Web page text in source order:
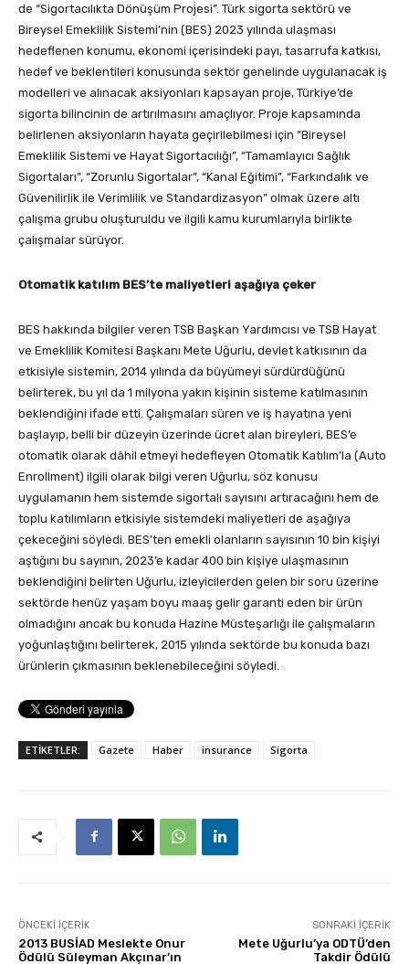
de “Sigortacılıkta Dönüşüm Projesi”. Türk sigorta sektörü ve
Bireysel Emeklilik Sistemi’nin (BES) 2023 yılında ulaşması
hedeflenen konumu, ekonomi içerisindeki payı, tasarrufa katkısı,
hedef ve beklentileri konusunda sektör genelinde uygulanacak iş
modelleri ve alınacak aksiyonları kapsayan proje, Türkiye’de
sigorta bilincinin de artırılmasını amaçlıyor. Proje kapsamında
belirlenen aksiyonların hayata geçirilebilmesi için “Bireysel
Emeklilik Sistemi ve Hayat Sigortacılığı”, “Tamamlayıcı Sağlık
Sigortaları”, “Zorunlu Sigortalar”, “Kanal Eğitimi”, “Farkındalık ve
Güvenilirlik ile Verimlilik ve Standardizasyon” olmak üzere altı
çalışma grubu oluşturuldu ve ilgili kamu kurumlarıyla birlikte
çalışmalar sürüyor.
Otomatik katılım BES’te maliyetleri aşağıya çeker
BES hakkında bilgiler veren TSB Başkan Yardımcısı ve TSB Hayat
ve Emeklilik Komitesi Başkanı Mete Uğurlu, devlet katkısının da
etkisiyle sistemin, 2014 yılında da büyümeyi sürdürdüğünü
belirterek, bu yıl da 1 milyona yakın kişinin sisteme katılmasının
beklendiğini ifade etti. Çalışmaları süren ve iş hayatına yeni
başlayıp, belli bir düzeyin üzerinde ücret alan bireyleri, BES’e
otomatik olarak dâhil etmeyi hedefleyen Otomatik Katılım’la (Auto
Enrollment) ilgili olarak bilgi veren Uğurlu, söz konusu
uygulamanın hem sistemde sigortalı sayısını artıracağını hem de
toplu katılımların etkisiyle sistemdeki maliyetleri de aşağıya
çekeceğini söyledi. BES’ten emekli olanların sayısının 10 bin kişiyi
aştığını bu sayının, 2023’e kadar 400 bin kişiye ulaşmasının
beklendiğini belirten Uğurlu, izleyicilerden gelen bir soru üzerine
sektörde henüz yaşam boyu maaş gelir garanti eden bir ürün
olmadığını ancak bu konuda Hazine Müsteşarlığı ile çalışmaların
yoğunlaştığını belirterek, 2015 yılında sektörde bu konuda bazı
ürünlerin çıkmasının beklenebileceğini söyledi.
ETİKETLER: Gazete Haber insurance Sigorta
ÖNCEKI İÇERIK
2013 BUSİAD Meslekte Onur
Ödülü Süleyman Akçınar’ın
SONRAKI İÇERIK
Mete Uğurlu’ya ODTÜ’den
Takdir Ödülü